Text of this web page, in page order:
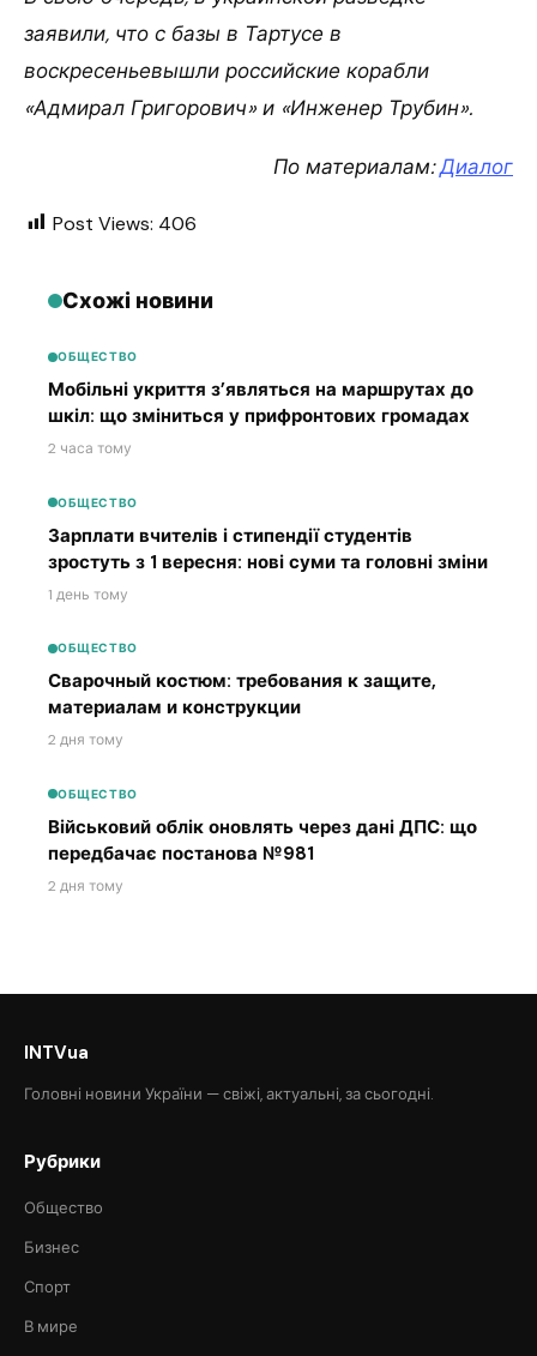
заявили, что с базы в Тартусе в
воскресеньевышли российские корабли
«Адмирал Григорович» и «Инженер Трубин».
По материалам:Диалог
Post Views: 406
Схожі новини
ОБЩЕСТВО
Мобільні укриття з’являться на маршрутах до
шкіл: що зміниться у прифронтових громадах
2 часа тому
ОБЩЕСТВО
Зарплати вчителів і стипендії студентів
зростуть з 1 вересня: нові суми та головні зміни
1 день тому
ОБЩЕСТВО
Сварочный костюм: требования к защите,
материалам и конструкции
2 дня тому
ОБЩЕСТВО
Військовий облік оновлять через дані ДПС: що
передбачає постанова №981
2 дня тому
INTVua
Головні новини України — свіжі, актуальні, за сьогодні.
Рубрики
Общество
Бизнес
Спорт
В мире